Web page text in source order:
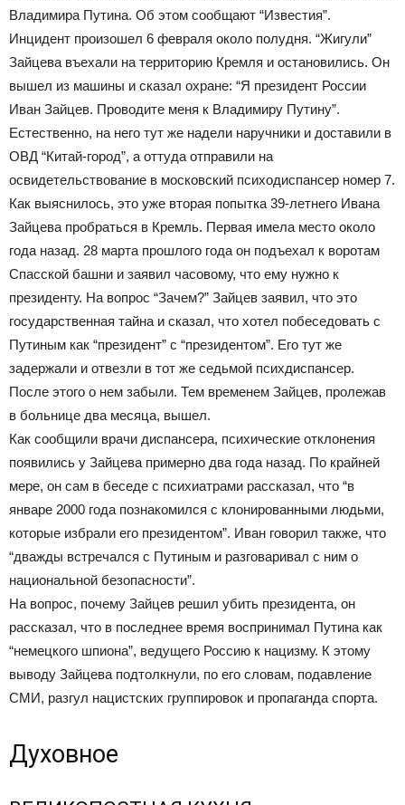
Владимира Путина. Об этом сообщают “Известия”.
Инцидент произошел 6 февраля около полудня. “Жигули”
Зайцева въехали на территорию Кремля и остановились. Он
вышел из машины и сказал охране: “Я президент России
Иван Зайцев. Проводите меня к Владимиру Путину”.
Естественно, на него тут же надели наручники и доставили в
ОВД “Китай-город”, а оттуда отправили на
освидетельствование в московский психодиспансер номер 7.
Как выяснилось, это уже вторая попытка 39-летнего Ивана
Зайцева пробраться в Кремль. Первая имела место около
года назад. 28 марта прошлого года он подъехал к воротам
Спасской башни и заявил часовому, что ему нужно к
президенту. На вопрос “Зачем?” Зайцев заявил, что это
государственная тайна и сказал, что хотел побеседовать с
Путиным как “президент” с “президентом”. Его тут же
задержали и отвезли в тот же седьмой психдиспансер.
После этого о нем забыли. Тем временем Зайцев, пролежав
в больнице два месяца, вышел.
Как сообщили врачи диспансера, психические отклонения
появились у Зайцева примерно два года назад. По крайней
мере, он сам в беседе с психиатрами рассказал, что “в
январе 2000 года познакомился с клонированными людьми,
которые избрали его президентом”. Иван говорил также, что
“дважды встречался с Путиным и разговаривал с ним о
национальной безопасности”.
На вопрос, почему Зайцев решил убить президента, он
рассказал, что в последнее время воспринимал Путина как
“немецкого шпиона”, ведущего Россию к нацизму. К этому
выводу Зайцева подтолкнули, по его словам, подавление
СМИ, разгул нацистских группировок и пропаганда спорта.
Духовное